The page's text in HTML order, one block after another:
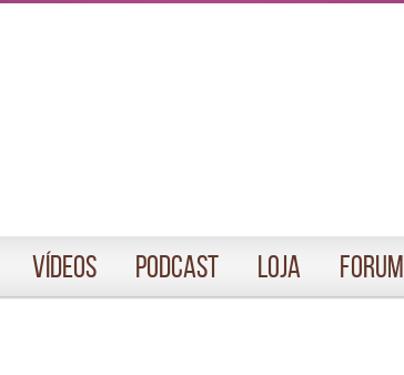
Vídeos Podcast Loja Forum